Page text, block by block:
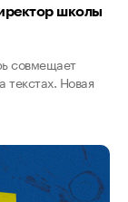
школы
совмещает
Новая